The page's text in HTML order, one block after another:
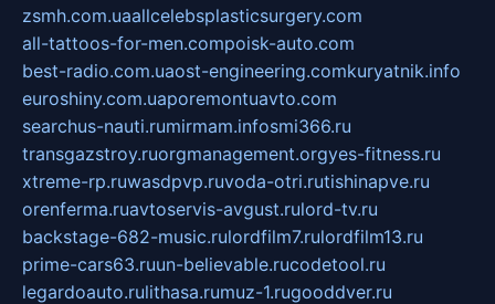
zsmh.com.uaallcelebsplasticsurgery.com
all-tattoos-for-men.compoisk-auto.com
best-radio.com.uaost-engineering.comkuryatnik.info
euroshiny.com.uaporemontuavto.com
searchus-nauti.rumirmam.infosmi366.ru
transgazstroy.ruorgmanagement.orgyes-fitness.ru
xtreme-rp.ruwasdpvp.ruvoda-otri.rutishinapve.ru
orenferma.ruavtoservis-avgust.rulord-tv.ru
backstage-682-music.rulordfilm7.rulordfilm13.ru
prime-cars63.ruun-believable.rucodetool.ru
legardoauto.rulithasa.rumuz-1.rugooddver.ru